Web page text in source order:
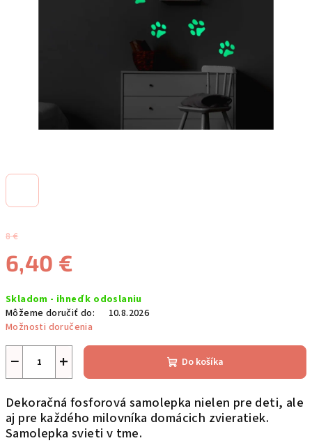
8 €
6,40 €
cena:
Skladom - ihneď k odoslaniu
Môžeme doručiť do:
10.8.2026
Možnosti doručenia
+
− Do košíka
Dekoračná fosforová samolepka nielen pre deti, ale
aj pre každého milovníka domácich zvieratiek.
Samolepka svieti v tme.